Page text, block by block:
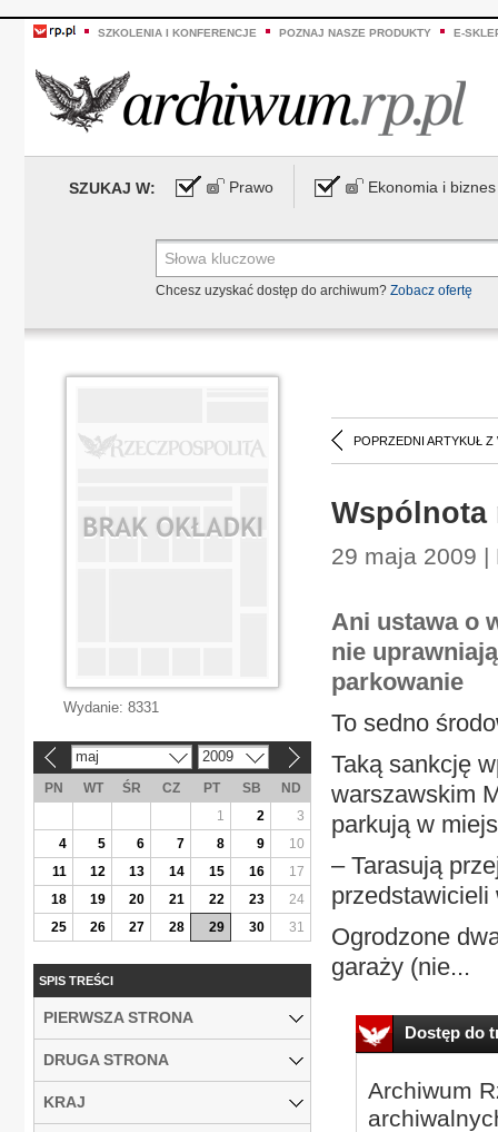
SZKOLENIA I KONFERENCJE POZNAJ NASZE PRODUKTY E-
SZUKAJ W: Prawo Ekonomia i biznes
Chcesz uzyskać dostęp do archiwum? Zobacz ofertę
POPRZEDNI ARTYKUŁ Z
Wspólnota
29 maja 2009 |
Ani ustawa o
nie
parkowanie
To sedno
Taką sankcję
warszawskim
parkują w
– Tarasują
przedstawicieli
Ogrodzone
garaży (nie...
Dostęp do
Archiwum
Wydanie: 8331
maj 2009
PN WT ŚR CZ PT SB
ND
1
2
3
4
5 6 7 8 9
10
11
12 13 14 15 16
17
18
19 20 21 22 23
24
25
26 27 28 29 30 31
SPIS TREŚCI
PIERWSZA STRONA
DRUGA STRONA
KRAJ